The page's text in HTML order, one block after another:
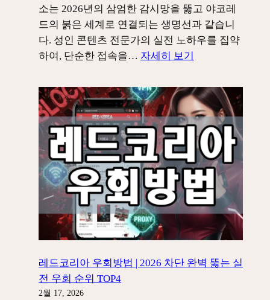
록!
레
드
먹
통?
붉
은
제
국
플
랜
B
로
시
소는 2026년의 삼엄한 감시망을 뚫고 야코레
드의 붉은 세계로 연결되는 생명선과 같습니
다. 성인 콘텐츠 전문가의 실전 노하우를 집약
하여, 단순한 접속을… 자세히 보기
드
코
리
아
최
신
주
소
|
2026
년
최
레드코리아 우회방법 | 2026 차단 완벽 뚫는 실
전 우회 순위 TOP4
2월 17, 2026